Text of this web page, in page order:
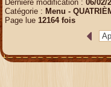
Dernière modification : 06/02/
Catégorie : Menu -
Page lue 12164 fois